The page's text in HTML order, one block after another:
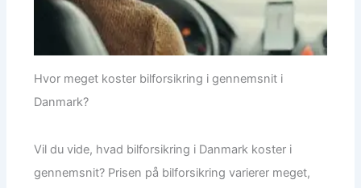
Hvor meget koster bilforsikring i gennemsnit i
Danmark?
Vil du vide, hvad bilforsikring i Danmark koster i
gennemsnit? Prisen på bilforsikring varierer meget,